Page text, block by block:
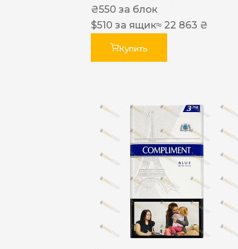
₴550 за блок
$510 за ящик≈ 22 863 ₴
Купить